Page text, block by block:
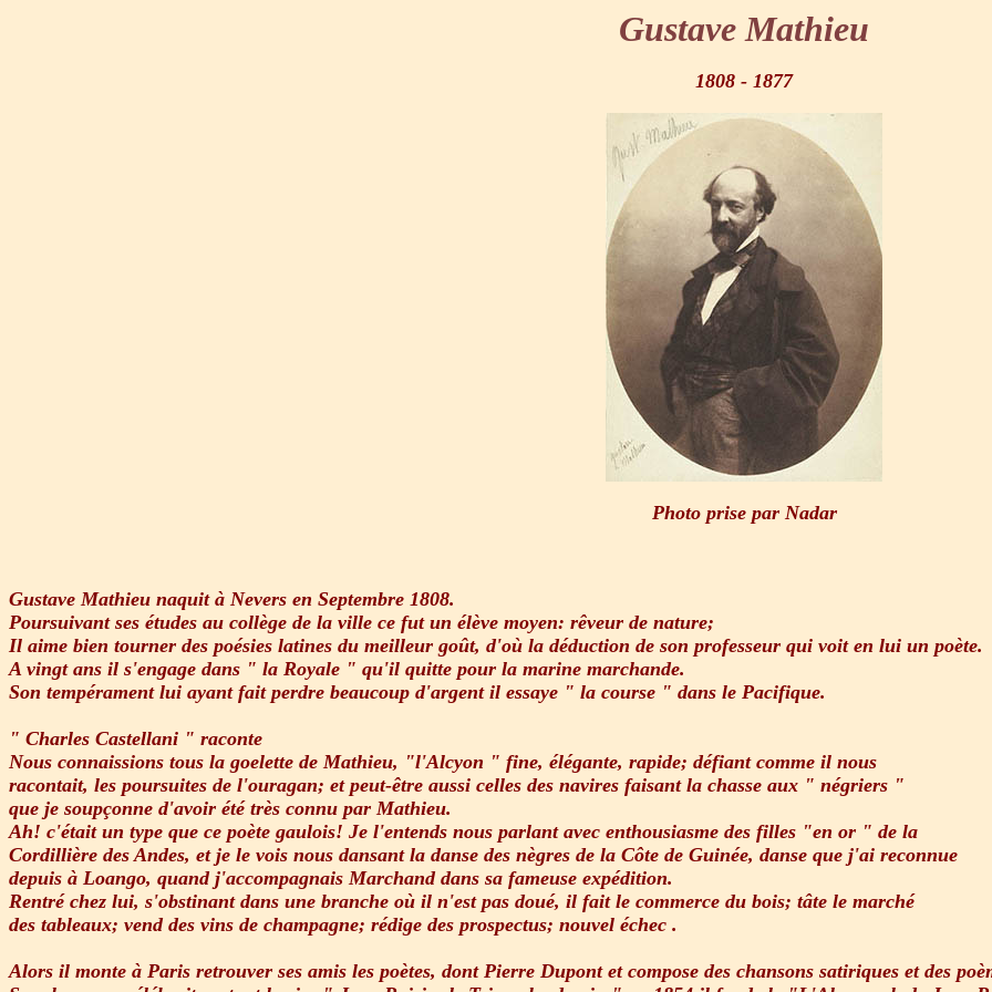
Gustave Mathieu
1808 - 1877
Photo prise par Nadar
Gustave Mathieu naquit à Nevers en Septembre 1808.
Poursuivant ses études au collège de la ville ce fut un élève moyen: rêveur de nature;
Il aime bien tourner des poésies latines du meilleur goût, d'où la déduction de son professeur qui voit en lui un poète.
A vingt ans il s'engage dans " la Royale " qu'il quitte pour la marine marchande.
Son tempérament lui ayant fait perdre beaucoup d'argent il essaye " la course " dans le Pacifique.
" Charles Castellani " raconte
Nous connaissions tous la goelette de Mathieu, "l'Alcyon " fine, élégante, rapide; défiant comme il nous
racontait, les poursuites de l'ouragan; et peut-être aussi celles des navires faisant la chasse aux " négriers "
que je soupçonne d'avoir été très connu par Mathieu.
Ah! c'était un type que ce poète gaulois! Je l'entends nous parlant avec enthousiasme des filles "en or " de la
Cordillière des Andes, et je le vois nous dansant la danse des nègres de la Côte de Guinée, danse que j'ai reconnue
depuis à Loango, quand j'accompagnais Marchand dans sa fameuse expédition.
Rentré chez lui, s'obstinant dans une branche où il n'est pas doué, il fait le commerce du bois; tâte le marché
des tableaux; vend des vins de champagne; rédige des prospectus; nouvel échec .
Alors il monte à Paris retrouver ses amis les poètes, dont Pierre Dupont et compose des chansons satiriques et des